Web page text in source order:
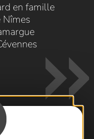
en famille
Nîmes